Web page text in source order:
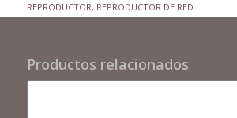
REPRODUCTOR, REPRODUCTOR DE RED
Productos relacionados